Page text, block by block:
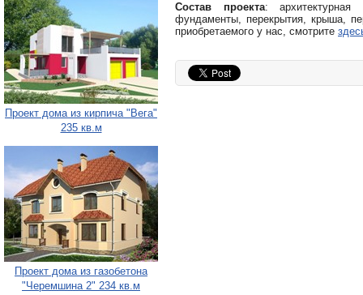
Проект дома из кирпича "Вега"
235 кв.м
Проект дома из газобетона
"Черемшина 2" 234 кв.м
Состав проекта:
фундаменты, перекрытия, крыша,
приобретаемого у нас, смотрите